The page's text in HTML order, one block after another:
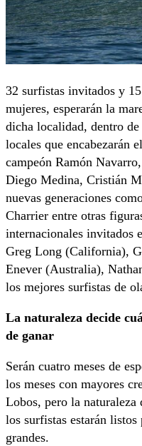
32 surfistas invitados y
mujeres, esperarán la
dicha localidad, dentro
locales que encabezarán
campeón Ramón
Diego Medina, Cristián
nuevas generaciones
Charrier entre otras
internacionales invitados
Greg Long (California),
Enever (Australia),
los mejores surfistas de
La naturaleza decide
de ganar
Serán cuatro meses de
los meses con mayores
Lobos, pero la naturaleza
los surfistas estarán
grandes.